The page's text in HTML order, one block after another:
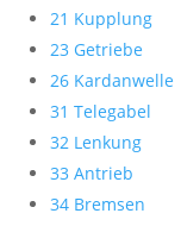
21 Kupplung
23 Getriebe
26 Kardanwelle
31 Telegabel
32 Lenkung
33 Antrieb
34 Bremsen